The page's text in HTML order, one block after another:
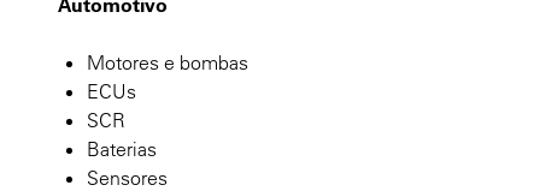
Automotivo
Motores e bombas
ECUs
SCR
Baterias
Sensores